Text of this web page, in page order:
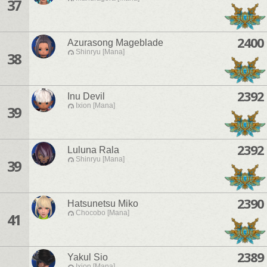
37
38
Azurasong Mageblade
Shinryu [Mana]
2400
39
Inu Devil
Ixion [Mana]
2392
39
Luluna Rala
Shinryu [Mana]
2392
41
Hatsunetsu Miko
Chocobo [Mana]
2390
Yakul Sio 2389